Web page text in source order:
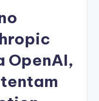
OpenAI,